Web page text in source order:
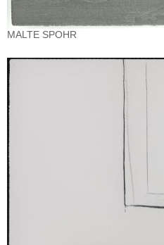
MALTE SPOHR